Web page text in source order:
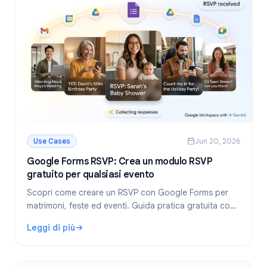
Use Cases Jun 20, 2026
Google Forms RSVP: Crea un modulo RSVP
gratuito per qualsiasi evento
Scopri come creare un RSVP con Google Forms per
matrimoni, feste ed eventi. Guida pratica gratuita con
scadenza.
Leggi di più
: Google Forms RSVP: Crea un modulo RSVP gratuito per